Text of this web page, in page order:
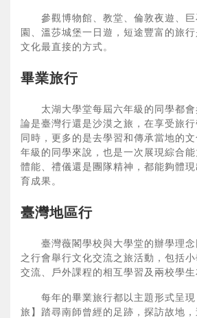
參觀博物館、教堂、倫敦夜遊、巨
園、溫莎城堡一日遊，短途豐富的旅
文化最直接的方式。
畢業旅行
太湖大學堂每屆六年級的同學都會
論是臺灣行還是沙漠之旅，在享受旅
同時，更多的是去學習和傳承當地的
年級的同學來說，也是一次展現綜合
體能、禮儀還是團隊精神，都能夠體
育成果。
臺灣地區行
臺灣薇閣學校與大學堂的辦學理念
之行會舉行文化交流之旅活動，包括
交流、戶外課程的相互學習及兩校學生
每年的畢業旅行都以主題形式呈現
旅】踏尋南師曾經的足跡，探訪故地